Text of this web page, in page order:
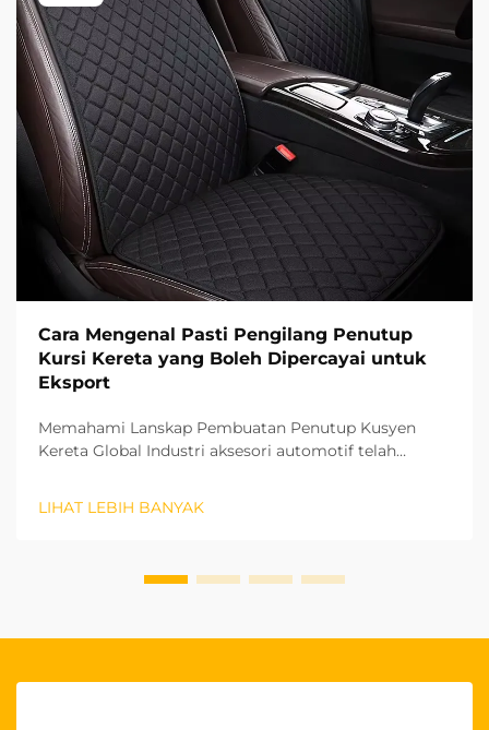
Cara Mengenal Pasti Pengilang Penutup
Kursi Kereta yang Boleh Dipercayai untuk
Eksport
Memahami Lanskap Pembuatan Penutup Kusyen
Kereta Global Industri aksesori automotif telah
kereta muncul sebagai segmen penting. Bagi
LIHAT LEBIH BANYAK